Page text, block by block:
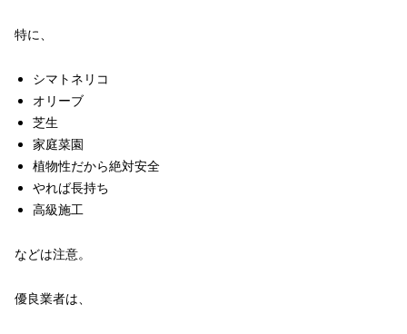
特に、
シマトネリコ
オリーブ
芝生
家庭菜園
植物性だから絶対安全
やれば長持ち
高級施工
などは注意。
優良業者は、